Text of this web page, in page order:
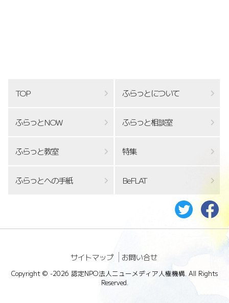
TOP ふらっとについて
ふらっとNOW ふらっと相談室
ふらっと教室 特集
ふらっとへの手紙 BeFLAT
サイトマップ お問い合せ
Copyright © -2026 認定NPO法人ニューメディア人権機構. All Rights
Reserved.